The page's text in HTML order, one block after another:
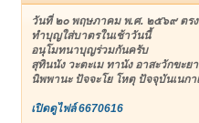
วันที่ ๒๐ พฤษภาคม พ.ศ. ๒๕๖๙ ตร
ทำบุญใส่บาตรในเช้าวันนี้
อนุโมทนาบุญร่วมกันครับ
สุทินนัง วะตะเม ทานัง อาสะวักขะย
นิพพานะ ปัจจะโย โหตุ ปัจจุบันเนกา
เปิดดูไฟล์ 6670616